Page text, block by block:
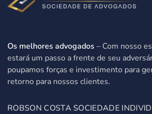
Os melhores advogados – Com nosso
estará um passo a frente de seu
poupamos forças e investimento para
retorno para nossos clientes.
ROBSON COSTA SOCIEDADE